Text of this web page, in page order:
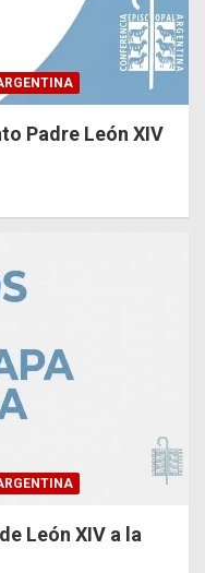
Padre León XIV
León XIV a la